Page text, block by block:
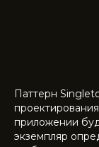
Паттерн
приложении
экземпляр